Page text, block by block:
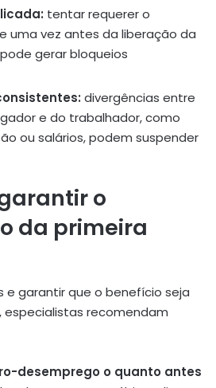
tentar requerer o
uma vez antes da liberação da
gerar bloqueios
divergências entre
e do trabalhador, como
ou salários, podem suspender
o
da primeira
e garantir que o benefício seja
especialistas recomendam
desemprego o quanto antes